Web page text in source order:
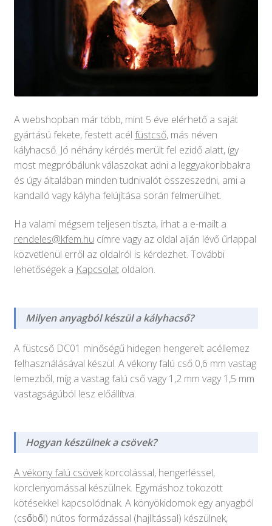
A webshopban már több, mint 5 éve elérhető a saját
gyártású fekete, festett acél füstcső, más néven
kályhacső. Jó néhány kérdés merült fel ezidő alatt, így
most megpróbálunk válaszokat adni a leggyakoribbakra
és úgy általában minden tudnivalót összeszedni, ami a
kandalló vagy kályha felújítása során felmerülhet.
Ha valami mégsem teljesen tiszta, írhat a e-mailt a
rendeles@kfem.hu címre vagy az oldal alján lévő űrlappal
közvetlenül erről az oldalról is kérdezhet. További
lehetőségek a Kapcsolatoldalon.
Milyen anyagból készül a kályhacső?
A füstcső DC01 minőségű hidegen hengerelt acéllemez
felhasználásával készül. A vékony falú cső 0,6 mm vastag
lemezből, míg a vastag falú cső vagy 1,2 mm vagy 1,5 mm
vastagságúból lesz előállítva.
Hogyan készülnek a csövek?
A vékony falú csövekkorcolással, hengerléssel,
korclenyomással készülnek. Egymáshoz tokozott
kötésekkel kapcsolódnak. A könyökidomok egy anyagból
(csőből) nútos formázással (hajlítással) készülnek,